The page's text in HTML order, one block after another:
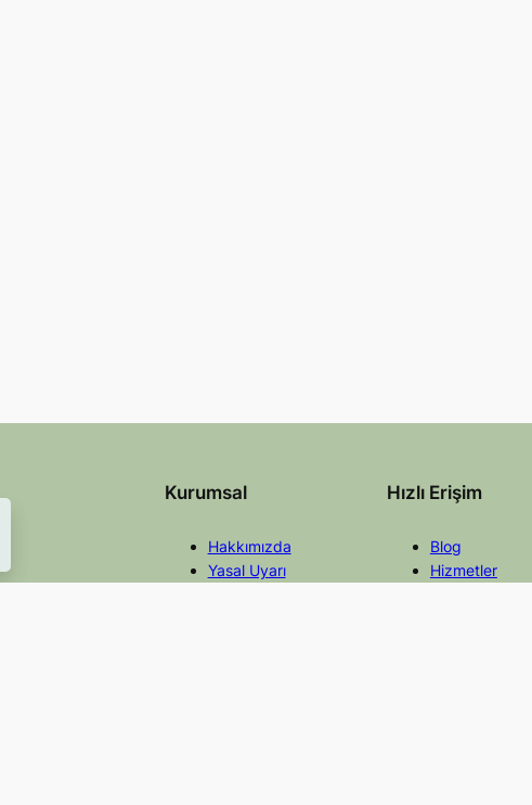
Kurumsal
Hakkımızda
Yasal Uyarı
Hızlı Erişim
Blog
Hizmetler